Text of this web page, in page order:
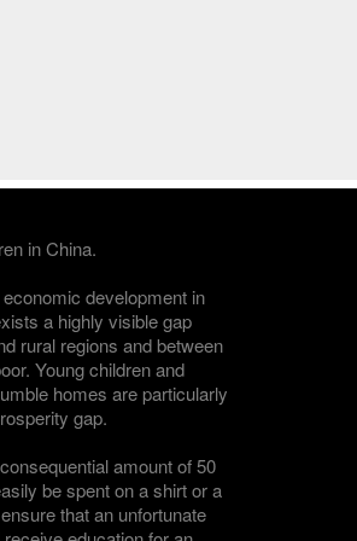
in China.
development in
a highly visible gap
rural regions and between
Young children and
homes are particularly
gap.
amount of 50
be spent on a shirt or a
that an unfortunate